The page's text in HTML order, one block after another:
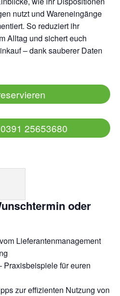
nutzt und Wareneingänge
So reduziert ihr
Alltag und sichert euch
– dank sauberer Daten
25653680
oder
Lieferantenmanagement
Praxisbeispiele für euren
zur effizienten Nutzung von